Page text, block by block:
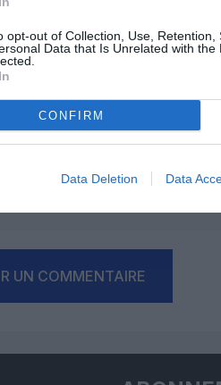
opt-out of Collection, Use, Retention,
Data that Is Unrelated with the
CONFIRM
Data Deletion Data
27 juillet
adapté pour un pont WE+ 1 RTT ou
ou de CRL.
aeroport.
UN COMMENTAIRE